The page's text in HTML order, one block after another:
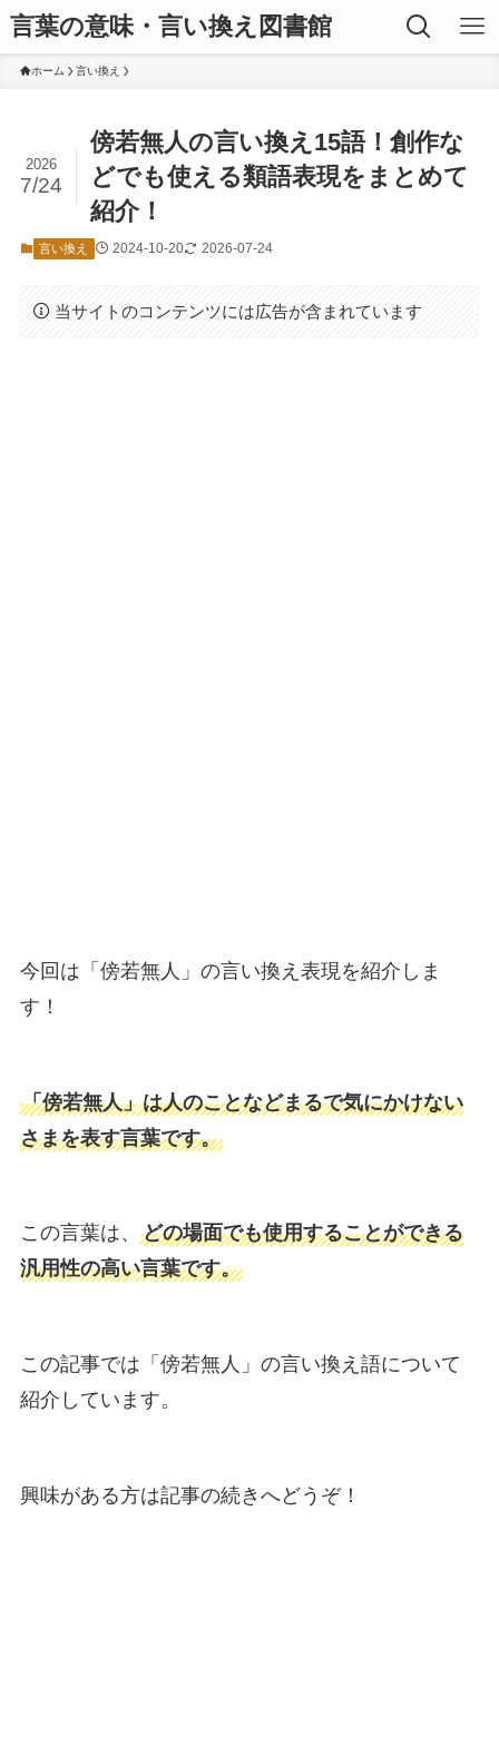
言葉の意味・言い換え図書館
ホーム 言い換え
傍若無人の言い換え15語！創作な
どでも使える類語表現をまとめて
紹介！
2026
7/24
言い換え 2024-10-20 2026-07-24
当サイトのコンテンツには広告が含まれています
今回は「傍若無人」の言い換え表現を紹介しま
す！
「傍若無人」は人のことなどまるで気にかけない
さまを表す言葉です。
この言葉は、 どの場面でも使用することができる
汎用性の高い言葉です。
この記事では「傍若無人」の言い換え語について
紹介しています。
興味がある方は記事の続きへどうぞ！